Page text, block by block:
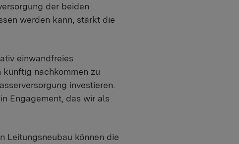
der beiden
werden kann, stärkt die
einwandfreies
künftig nachkommen zu
investieren.
Engagement, das wir als
Leitungsneubau können die